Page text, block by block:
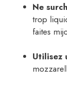
Ne
trop
faites
Utilisez